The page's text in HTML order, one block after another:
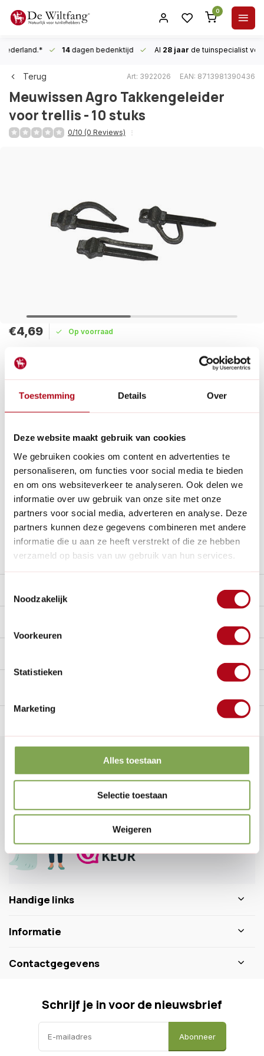
Toestemming Details Over
Deze website maakt gebruik van cookies
We gebruiken cookies om content en advertenties te
personaliseren, om functies voor social media te bieden
en om ons websiteverkeer te analyseren. Ook delen we
informatie over uw gebruik van onze site met onze
partners voor social media, adverteren en analyse. Deze
partners kunnen deze gegevens combineren met andere
informatie die u aan ze heeft verstrekt of die ze hebben
verzameld op basis van uw gebruik van hun services.
Noodzakelijk
Voorkeuren
Statistieken
Marketing
Alles toestaan
Selectie toestaan
Weigeren
0
14dagen bedenktijd Al 28 jaar de tuinspecialist
Terug Art: 3922026 EAN: 8713981390436
Meuwissen AgroTakkengeleider
voor trellis - 10 stuks
0/10 (0 Reviews)
€4,69 Op voorraad
Maak een keuze:
Lees meer
Betaal achteraf met Riverty.
Gratis verzendenvanaf € 60 in België en Nederland.*
14dagen bedenktijd
Al28 jaarde tuinspecialist voor tuinliefhebbers
Nieuw:Haal je bestelling in Wilnis bij ons op!
Stel een vraag over dit product
de tuinspecialist
Klantenservice
Veelgestelde vragen
0346 218 111
info@dewiltfang.nl
+31 640511932
Handige links
Informatie
Contactgegevens
Schrijf je in voor de nieuwsbrief
Abonneer